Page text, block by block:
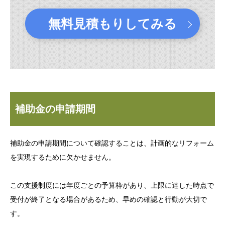
無料見積もりしてみる
補助金の申請期間
補助金の申請期間について確認することは、計画的なリフォーム
を実現するために欠かせません。
この支援制度には年度ごとの予算枠があり、上限に達した時点で
受付が終了となる場合があるため、早めの確認と行動が大切で
す。